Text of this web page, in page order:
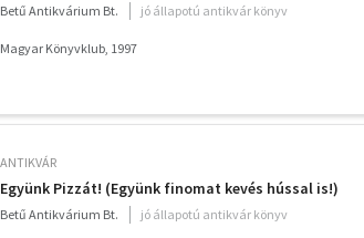
Betű Antikvárium Bt. jó állapotú antikvár könyv
Magyar Könyvklub, 1997
ANTIKVÁR
Együnk Pizzát! (Együnk finomat kevés hússal is!)
Betű Antikvárium Bt. jó állapotú antikvár könyv